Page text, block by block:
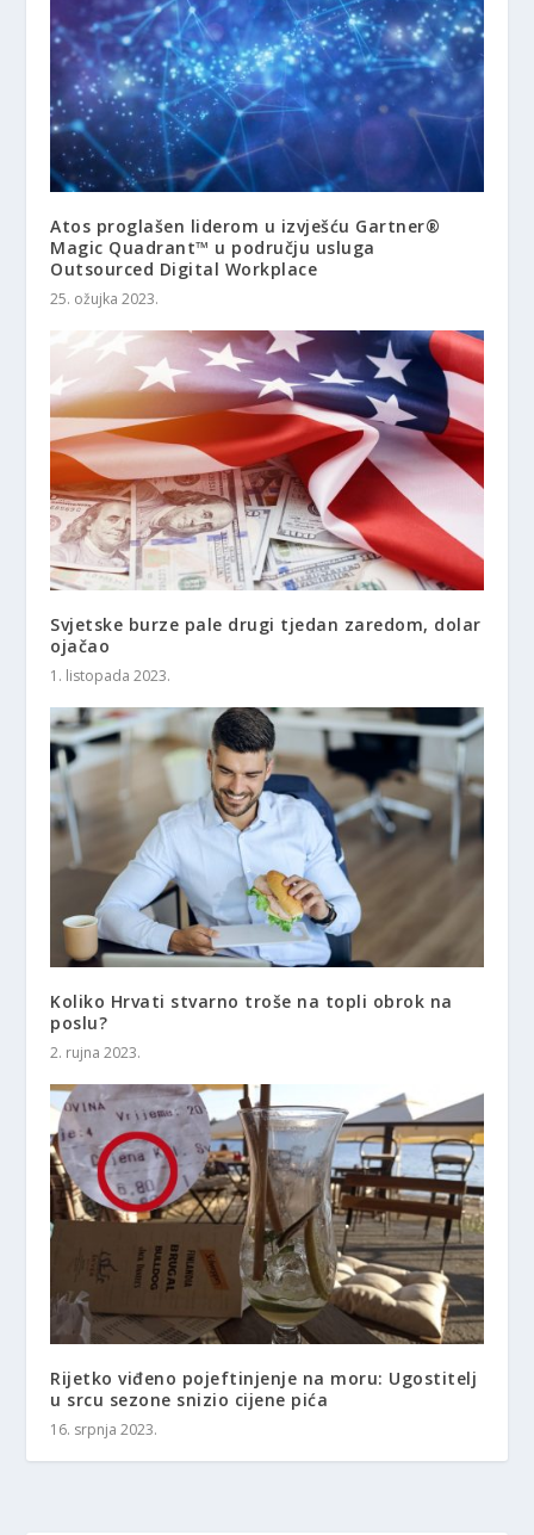
Atos proglašen liderom u izvješću Gartner®
Magic Quadrant™ u području usluga
Outsourced Digital Workplace
25. ožujka 2023.
Svjetske burze pale drugi tjedan zaredom, dolar
ojačao
1. listopada 2023.
Koliko Hrvati stvarno troše na topli obrok na
poslu?
2. rujna 2023.
Rijetko viđeno pojeftinjenje na moru: Ugostitelj
u srcu sezone snizio cijene pića
16. srpnja 2023.